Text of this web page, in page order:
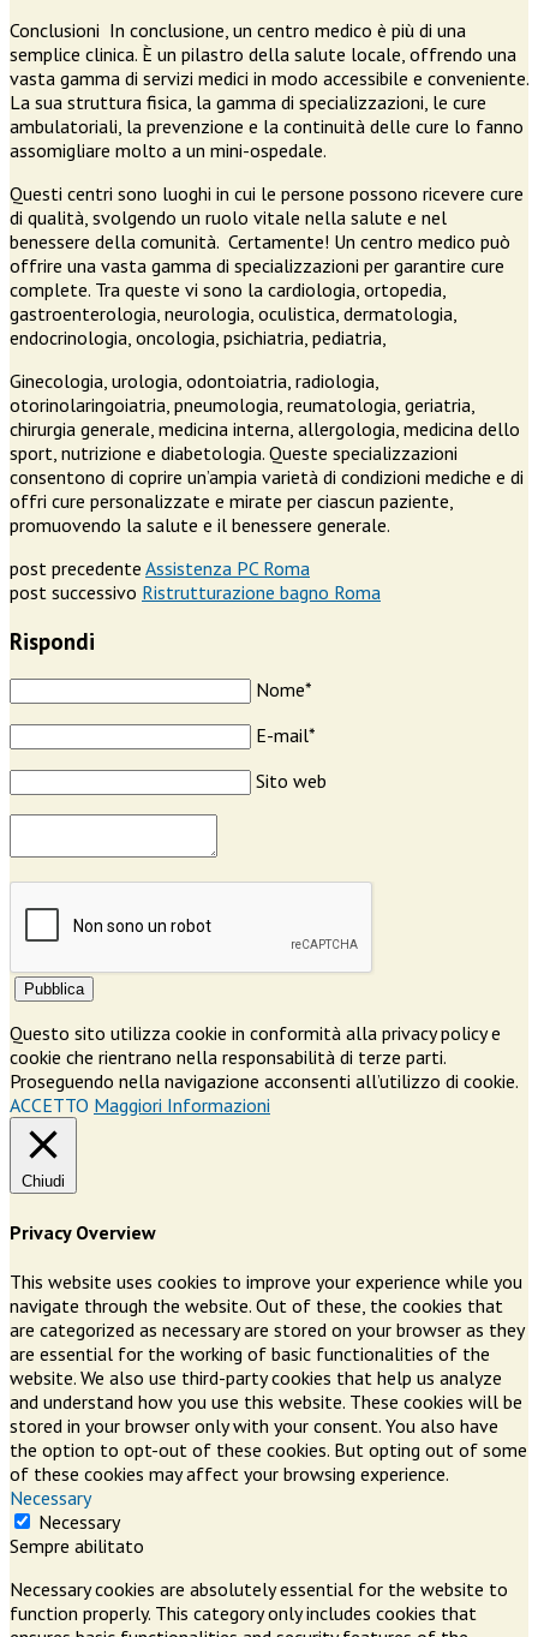
Conclusioni In conclusione, un centro medico è più di una
semplice clinica. È un pilastro della salute locale, offrendo una
vasta gamma di servizi medici in modo accessibile e conveniente.
La sua struttura fisica, la gamma di specializzazioni, le cure
ambulatoriali, la prevenzione e la continuità delle cure lo fanno
assomigliare molto a un mini-ospedale.
Questi centri sono luoghi in cui le persone possono ricevere cure
di qualità, svolgendo un ruolo vitale nella salute e nel
benessere della comunità. Certamente! Un centro medico può
offrire una vasta gamma di specializzazioni per garantire cure
complete. Tra queste vi sono la cardiologia, ortopedia,
gastroenterologia, neurologia, oculistica, dermatologia,
endocrinologia, oncologia, psichiatria, pediatria,
Ginecologia, urologia, odontoiatria, radiologia,
otorinolaringoiatria, pneumologia, reumatologia, geriatria,
chirurgia generale, medicina interna, allergologia, medicina dello
sport, nutrizione e diabetologia. Queste specializzazioni
consentono di coprire un’ampia varietà di condizioni mediche e di
offri cure personalizzate e mirate per ciascun paziente,
promuovendo la salute e il benessere generale.
post precedente Assistenza PC Roma
post successivo Ristrutturazione bagno Roma
Rispondi
Nome*
E-mail*
Sito web
Pubblica
Questo sito utilizza cookie in conformità alla privacy policy e
cookie che rientrano nella responsabilità di terze parti.
Proseguendo nella navigazione acconsenti all’utilizzo di cookie.
ACCETTO Maggiori Informazioni
Chiudi
Privacy Overview
This website uses cookies to improve your experience while you
navigate through the website. Out of these, the cookies that
are categorized as necessary are stored on your browser as they
are essential for the working of basic functionalities of the
website. We also use third-party cookies that help us analyze
and understand how you use this website. These cookies will be
stored in your browser only with your consent. You also have
the option to opt-out of these cookies. But opting out of some
of these cookies may affect your browsing experience.
Necessary
Necessary
Sempre abilitato
Necessary cookies are absolutely essential for the website to
function properly. This category only includes cookies that